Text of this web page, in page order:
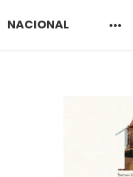
NACIONAL